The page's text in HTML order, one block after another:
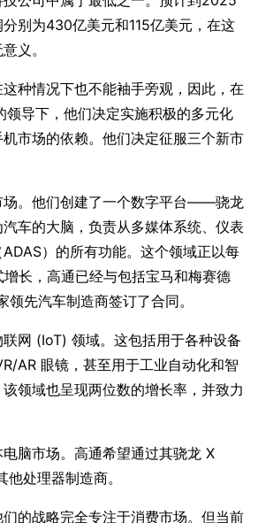
别为430亿美元和115亿美元，在这
义。
种情况下也不能袖手旁观，因此，在
领导下，他们决定实施积极的多元化
市场的依赖。他们决定征服三个新市
场。他们创建了一个数字平台——骁龙
车的大脑，负责从多媒体系统、仪表
）的所有功能。这个领域正以每
长，高通已经与包括宝马和梅赛德
先汽车制造商签订了合同。
网 (IoT) 领域。这包括用于各种设备
AR 眼镜，甚至用于工业自动化和智
领域也呈现两位数的增长率，并致力
脑市场。高通希望通过其骁龙 X
处理器制造商。
的战略完全专注于消费市场。但当前